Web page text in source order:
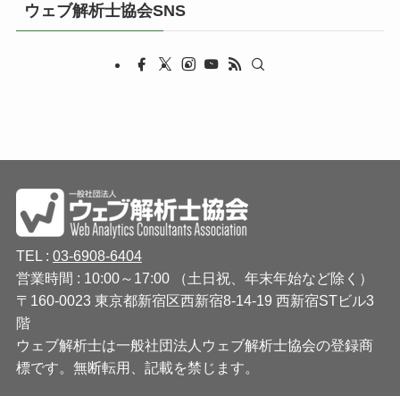
ウェブ解析士協会SNS
TEL : 03-6908-6404
営業時間 : 10:00～17:00 （土日祝、年末年始など除く）
〒160-0023 東京都新宿区西新宿8-14-19 西新宿STビル3
階
ウェブ解析士は一般社団法人ウェブ解析士協会の登録商
標です。無断転用、記載を禁じます。